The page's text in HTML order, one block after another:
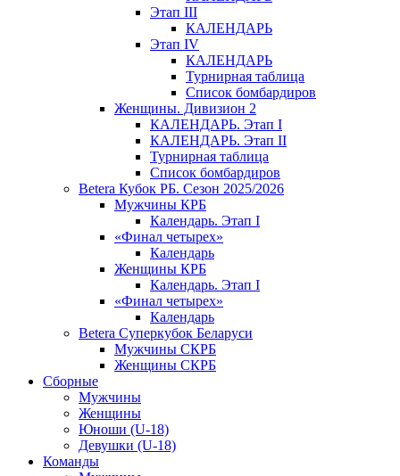
Этап III
КАЛЕНДАРЬ
Этап IV
КАЛЕНДАРЬ
Турнирная таблица
Список бомбардиров
Женщины. Дивизион 2
КАЛЕНДАРЬ. Этап I
КАЛЕНДАРЬ. Этап II
Турнирная таблица
Список бомбардиров
Betera Кубок РБ. Сезон 2025/2026
Мужчины КРБ
Календарь. Этап I
«Финал четырех»
Календарь
Женщины КРБ
Календарь. Этап I
«Финал четырех»
Календарь
Betera Суперкубок Беларуси
Мужчины СКРБ
Женщины СКРБ
Сборные
Мужчины
Женщины
Юноши (U-18)
Девушки (U-18)
Команды